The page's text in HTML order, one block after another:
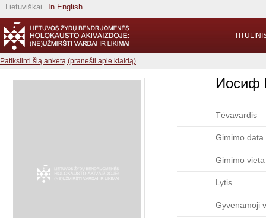
Lietuviškai In English
Patikslinti šią anketą (pranešti apie klaidą)
Иосиф
Tėvavardis
Gimimo data
Gimimo vieta
Lytis
Gyvenamoji